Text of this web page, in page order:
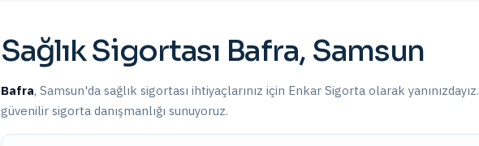
Sağlık Sigortası Bafra, Samsun
Bafra, Samsun'da sağlık sigortası ihtiyaçlarınız için Enkar Sigorta olarak yanınızdayız.
güvenilir sigorta danışmanlığı sunuyoruz.